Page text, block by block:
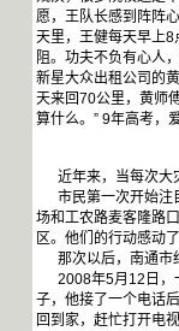
愿，王队长感到阵阵
天里，王健每天早上
阻。功夫不负有心人
新星大众出租公司的
天来回70公里，黄师
算什么。” 9年高考，
近年来，当每次大
市民第一次开始注
场和工农路麦客隆路
区。他们的行动感动
那次以后，南通市
2008年5月12日，
子，他接了一个电话
回到家，赶忙打开电